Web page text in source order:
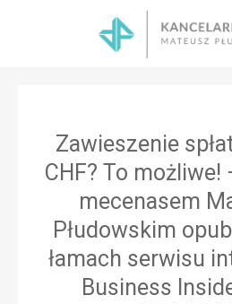
Zawieszenie
CHF? To
mecenasem
Płudowskim
łamach serwisu
Business